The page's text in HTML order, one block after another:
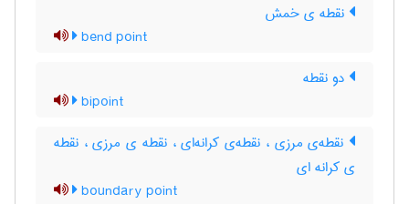
نقطه ی خمش
bend point
دو نقطه
bipoint
نقطه‌ی مرزی ، نقطه‌ی کرانه‌ای ، نقطه ی مرزی ، نقطه
ی کرانه ای
boundary point